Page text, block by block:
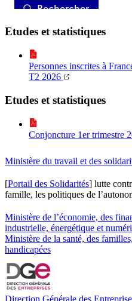
Etudes et statistiques
Personnes inscrites à
T2 2026
Etudes et statistiques
Conjoncture 1er trimestre
Ministère du travail et des
[Portail des Solidarités] lutte
famille, les politiques de
Ministère de l’économie, des
industrielle, énergétique et
Ministère de la santé, des
handicapées
Direction Générale des